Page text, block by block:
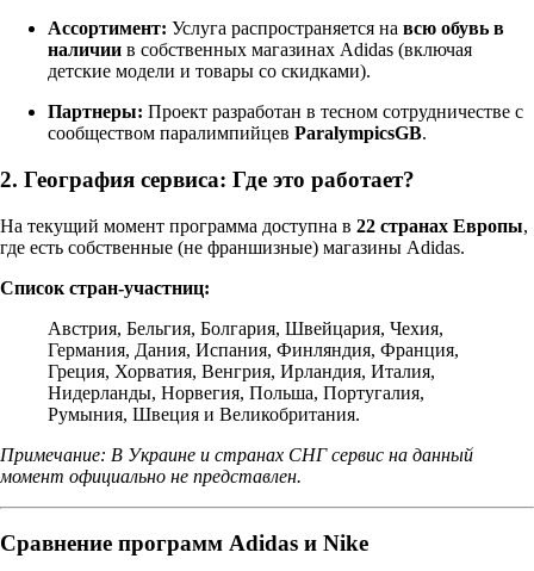
Ассортимент: Услуга распространяется на всю обувь в
наличии в собственных магазинах Adidas (включая
детские модели и товары со скидками).
Партнеры: Проект разработан в тесном сотрудничестве с
сообществом паралимпийцев ParalympicsGB.
2. География сервиса: Где это работает?
На текущий момент программа доступна в 22 странах Европы,
где есть собственные (не франшизные) магазины Adidas.
Список стран-участниц:
Австрия, Бельгия, Болгария, Швейцария, Чехия,
Германия, Дания, Испания, Финляндия, Франция,
Греция, Хорватия, Венгрия, Ирландия, Италия,
Нидерланды, Норвегия, Польша, Португалия,
Румыния, Швеция и Великобритания.
Примечание: В Украине и странах СНГ сервис на данный
момент официально не представлен.
Сравнение программ Adidas и Nike